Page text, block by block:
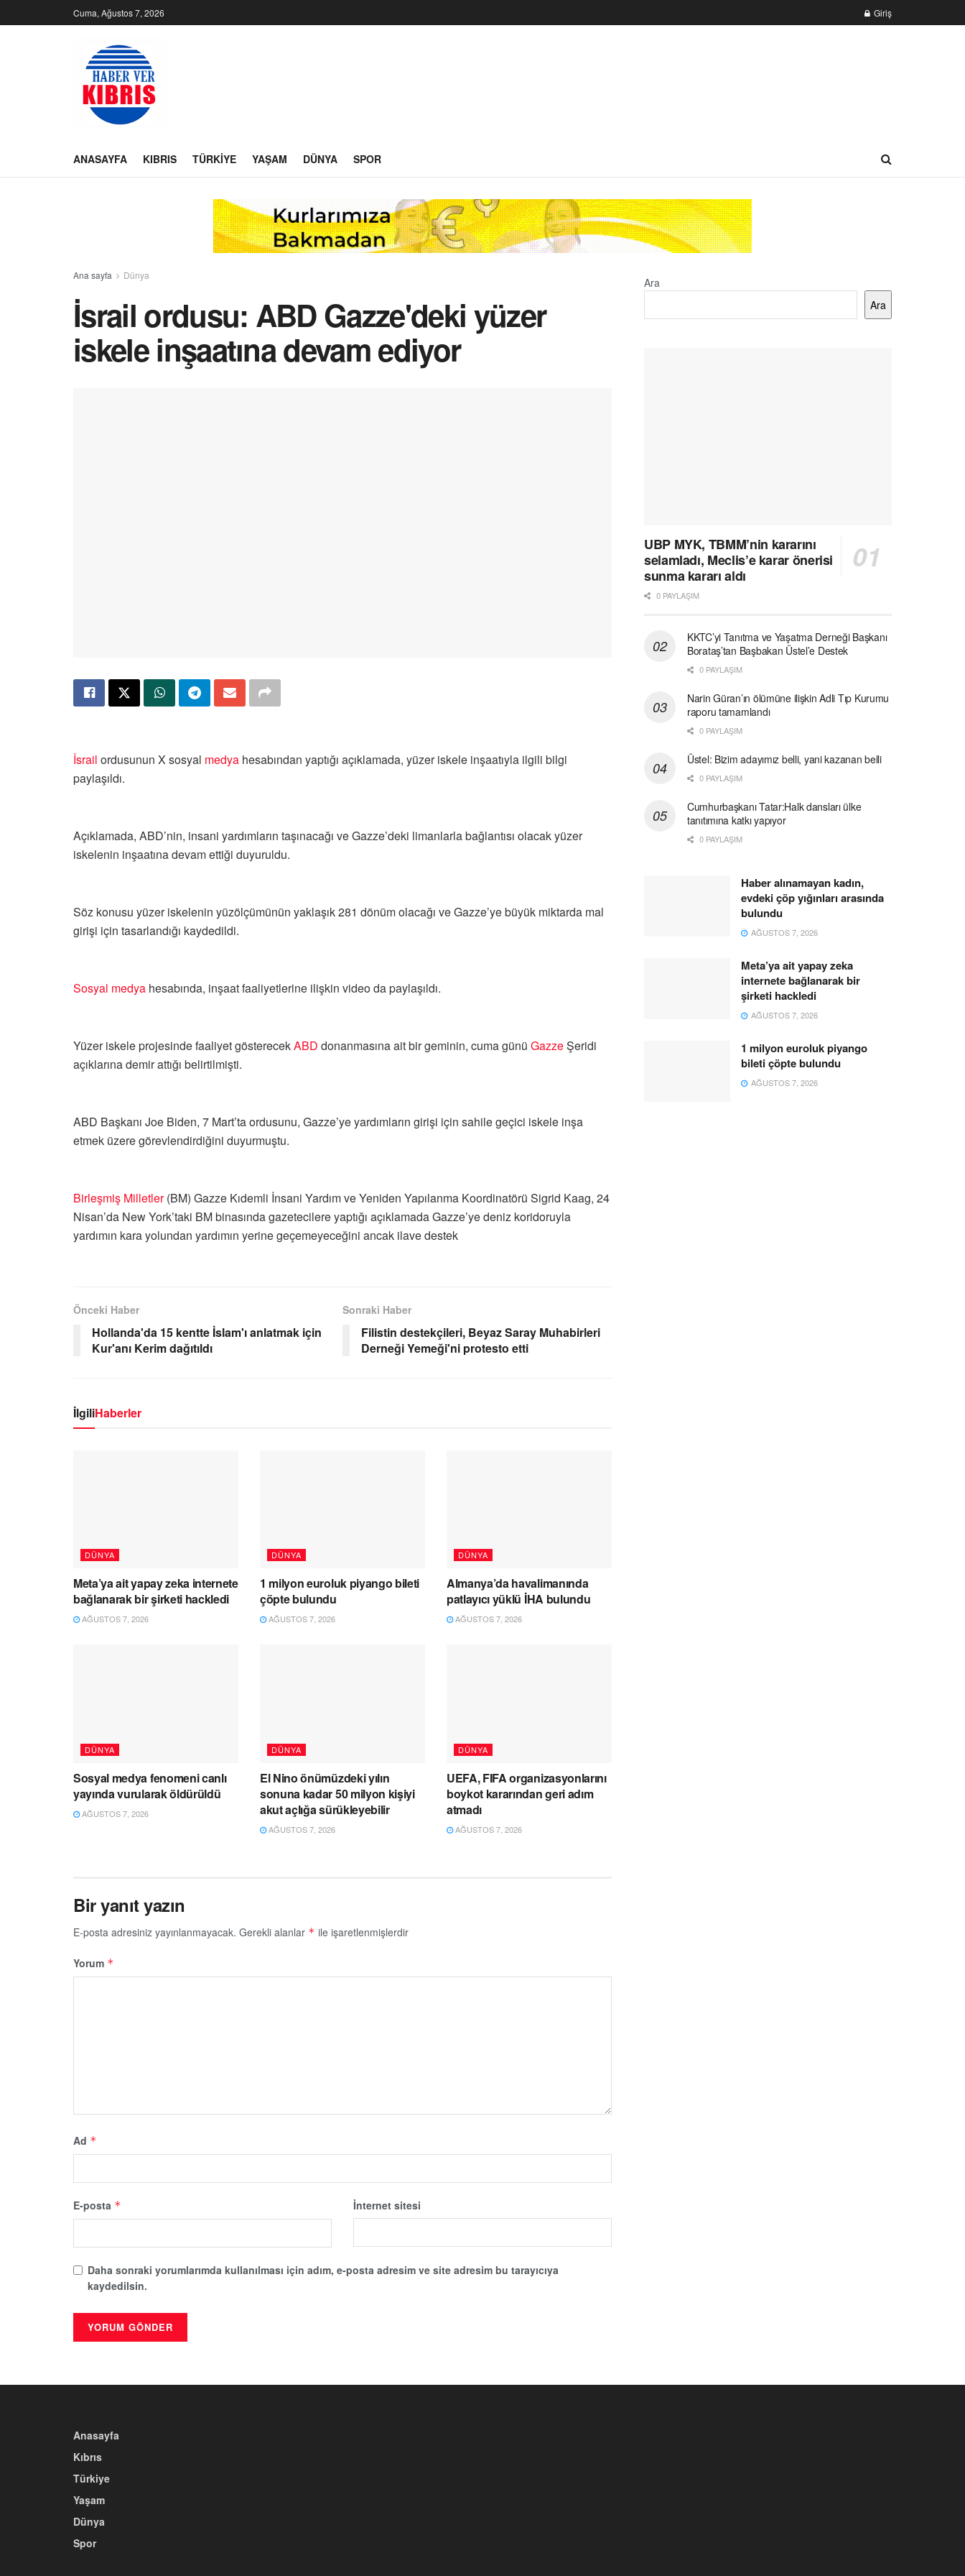
Cuma, Ağustos 7, 2026 Giriş
ANASAYFA KIBRIS TÜRKIYE YAŞAM DÜNYA SPOR
Ana sayfa Dünya
İsrail ordusu: ABD Gazze'deki yüzer
iskele inşaatına devam ediyor
İsrail ordusunun X sosyal medya hesabından yaptığı açıklamada, yüzer iskele inşaatıyla ilgili bilgi
paylaşıldı.
Açıklamada, ABD’nin, insani yardımların taşınacağı ve Gazze’deki limanlarla bağlantısı olacak yüzer
iskelenin inşaatına devam ettiği duyuruldu.
Söz konusu yüzer iskelenin yüzölçümünün yaklaşık 281 dönüm olacağı ve Gazze’ye büyük miktarda mal
girişi için tasarlandığı kaydedildi.
Sosyal medya hesabında, inşaat faaliyetlerine ilişkin video da paylaşıldı.
Yüzer iskele projesinde faaliyet gösterecekABD donanmasına ait bir geminin, cuma günü GazzeŞeridi
açıklarına demir attığı belirtilmişti.
ABD Başkanı Joe Biden, 7 Mart’ta ordusunu, Gazze’ye yardımların girişi için sahile geçici iskele inşa
etmek üzere görevlendirdiğini duyurmuştu.
Birleşmiş Milletler(BM) Gazze Kıdemli İnsani Yardım ve Yeniden Yapılanma Koordinatörü Sigrid Kaag, 24
Nisan’da New York’taki BM binasında gazetecilere yaptığı açıklamada Gazze’ye deniz koridoruyla
yardımın kara yolundan yardımın yerine geçemeyeceğini ancak ilave destek
Önceki Haber
Hollanda'da 15 kentte İslam'ı anlatmak için
Kur'anı Kerim dağıtıldı
Sonraki Haber
Filistin destekçileri, Beyaz Saray Muhabirleri
Derneği Yemeği'ni protesto etti
İlgiliHaberler
DÜNYA
Meta’ya ait yapay zeka internete
bağlanarak bir şirketi hackledi
AĞUSTOS 7, 2026
DÜNYA
1 milyon euroluk piyango bileti
çöpte bulundu
AĞUSTOS 7, 2026
DÜNYA
Almanya’da havalimanında
patlayıcı yüklü İHA bulundu
AĞUSTOS 7, 2026
DÜNYA
Sosyal medya fenomeni canlı
yayında vurularak öldürüldü
AĞUSTOS 7, 2026
DÜNYA
El Nino önümüzdeki yılın
sonuna kadar 50 milyon kişiyi
akut açlığa sürükleyebilir
AĞUSTOS 7, 2026
DÜNYA
UEFA, FIFA organizasyonlarını
boykot kararından geri adım
atmadı
AĞUSTOS 7, 2026
Bir yanıt yazın
E-posta adresiniz yayınlanmayacak. Gerekli alanlar * ile işaretlenmişlerdir
Yorum *
Ad *
E-posta * İnternet sitesi
Daha sonraki yorumlarımda kullanılması için adım, e-posta adresim ve site adresim bu tarayıcıya
kaydedilsin.
Ara
Ara
UBP MYK, TBMM’nin kararını
selamladı, Meclis’e karar önerisi
sunma kararı aldı
0 PAYLAŞIM
KKTC’yi Tanıtma ve Yaşatma Derneği Başkanı
Borataş’tan Başbakan Üstel’e Destek
0 PAYLAŞIM
Narin Güran’ın ölümüne ilişkin Adli Tıp Kurumu
raporu tamamlandı
0 PAYLAŞIM
Üstel: Bizim adayımız belli, yani kazanan belli
0 PAYLAŞIM
Cumhurbaşkanı Tatar:Halk dansları ülke
tanıtımına katkı yapıyor
0 PAYLAŞIM
Haber alınamayan kadın,
evdeki çöp yığınları arasında
bulundu
AĞUSTOS 7, 2026
Meta’ya ait yapay zeka
internete bağlanarak bir
şirketi hackledi
AĞUSTOS 7, 2026
1 milyon euroluk piyango
bileti çöpte bulundu
AĞUSTOS 7, 2026
Anasayfa
Kıbrıs
Türkiye
Yaşam
Dünya
Spor